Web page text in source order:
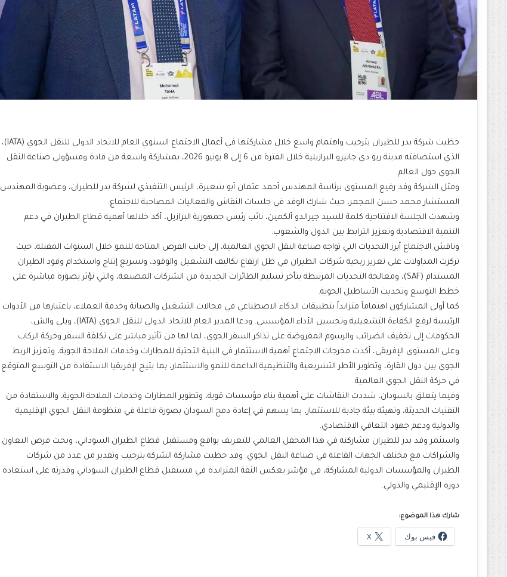
حظيت شركة بدر للطيران بترحيب واهتمام واسع خلال مشاركتها في أعمال الاجتماع السنوي العام للاتحاد الدولي للنقل الجوي (IATA)،
الذي استضافته مدينة ريو دي جانيرو البرازيلية خلال الفترة من 6 إلى 8 يونيو 2026، بمشاركة واسعة من قادة ومسؤولي صناعة النقل
الجوي حول العالم.
ومثل الشركة وفد رفيع المستوى برئاسة المهندس أحمد عثمان أبو شعيرة، الرئيس التنفيذي لشركة بدر للطيران، وعضوية المهندس
المستشار محمد حسن المجمر، حيث شارك الوفد في جلسات النقاش والفعاليات المصاحبة للاجتماع.
وشهدت الجلسة الافتتاحية كلمة للسيد جيرالدو ألكمين، نائب رئيس جمهورية البرازيل، أكد خلالها أهمية قطاع الطيران في دعم
التنمية الاقتصادية وتعزيز الترابط بين الدول والشعوب.
وناقش الاجتماع أبرز التحديات التي تواجه صناعة النقل الجوي العالمية، إلى جانب الفرص المتاحة للنمو خلال السنوات المقبلة، حيث
تركزت المداولات على تعزيز ربحية شركات الطيران في ظل ارتفاع تكاليف التشغيل والوقود، وتسريع إنتاج واستخدام وقود الطيران
المستدام (SAF)، ومعالجة التحديات المرتبطة بتأخر تسليم الطائرات الجديدة من الشركات المصنعة، والتي تؤثر بصورة مباشرة على
خطط التوسع وتحديث الأساطيل الجوية.
كما أولى المشاركون اهتماماً متزايداً بتطبيقات الذكاء الاصطناعي في مجالات التشغيل والصيانة وخدمة العملاء، باعتبارها من الأدوات
الرئيسة لرفع الكفاءة التشغيلية وتحسين الأداء المؤسسي. ودعا المدير العام للاتحاد الدولي للنقل الجوي (IATA)، ويلي والش،
الحكومات إلى تخفيف الضرائب والرسوم المفروضة على تذاكر السفر الجوي، لما لها من تأثير مباشر على تكلفة السفر وحركة الركاب.
وعلى المستوى الإفريقي، أكدت مخرجات الاجتماع أهمية الاستثمار في البنية التحتية للمطارات وخدمات الملاحة الجوية، وتعزيز الربط
الجوي بين دول القارة، وتطوير الأطر التشريعية والتنظيمية الداعمة للنمو والاستثمار، بما يتيح لإفريقيا الاستفادة من التوسع المتوقع
في حركة النقل الجوي العالمية.
وفيما يتعلق بالسودان، شددت النقاشات على أهمية بناء مؤسسات قوية، وتطوير المطارات وخدمات الملاحة الجوية، والاستفادة من
التقنيات الحديثة، وتهيئة بيئة جاذبة للاستثمار، بما يسهم في إعادة دمج السودان بصورة فاعلة في منظومة النقل الجوي الإقليمية
والدولية ودعم جهود التعافي الاقتصادي.
واستثمر وفد بدر للطيران مشاركته في هذا المحفل العالمي للتعريف بواقع ومستقبل قطاع الطيران السوداني، وبحث فرص التعاون
والشراكات مع مختلف الجهات الفاعلة في صناعة النقل الجوي. وقد حظيت مشاركة الشركة بترحيب وتقدير من عدد من شركات
الطيران والمؤسسات الدولية المشاركة، في مؤشر يعكس الثقة المتزايدة في مستقبل قطاع الطيران السوداني وقدرته على استعادة
دوره الإقليمي والدولي.
شارك هذا الموضوع:
فيس بوك X